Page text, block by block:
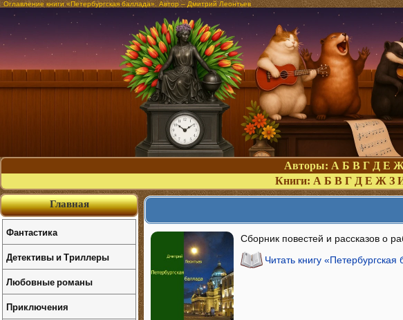
Оглавление книги «Петербургская баллада». Автор – Дмитрий Леонтьев
Авторы: А Б В Г Д Е Ж
Книги: А Б В Г Д Е Ж З
Сборник повестей и рассказов о
Читать книгу «Петербургская
Главная
Фантастика
Детективы и Триллеры
Любовные романы
Приключения